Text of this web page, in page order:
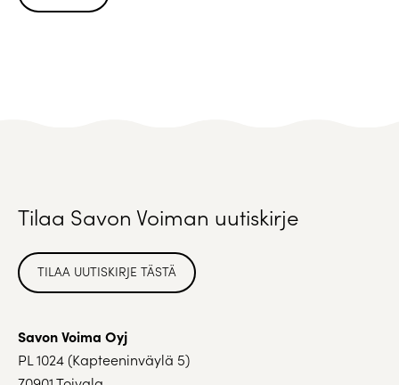
Tilaa Savon Voiman uutiskirje
TILAA UUTISKIRJE TÄSTÄ
Savon Voima Oyj
PL 1024 (Kapteeninväylä 5)